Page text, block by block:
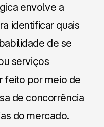
envolve a
identificar quais
de se
serviços
feito por meio de
de concorrência
do mercado.